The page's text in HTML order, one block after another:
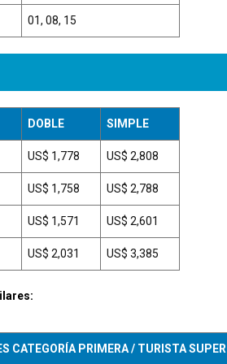
01, 08, 15
DOBLE SIMPLE
US$ 1,778 US$ 2,808
US$ 1,758 US$ 2,788
US$ 1,571 US$ 2,601
US$ 2,031 US$ 3,385
CATEGORÍA PRIMERA / TURISTA